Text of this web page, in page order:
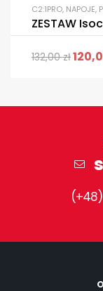
C2:1PRO, NAPOJE,
ZESTAW
132,00zł